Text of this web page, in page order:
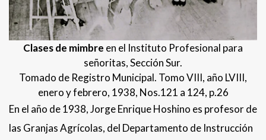
Clases de mimbre en el Instituto Profesional para
señoritas, Sección Sur.
Tomado de Registro Municipal. Tomo VIII, año LVIII,
enero y febrero, 1938, Nos.121 a 124, p.26
En el año de 1938, Jorge Enrique Hoshino es profesor de
las Granjas Agrícolas, del Departamento de Instrucción